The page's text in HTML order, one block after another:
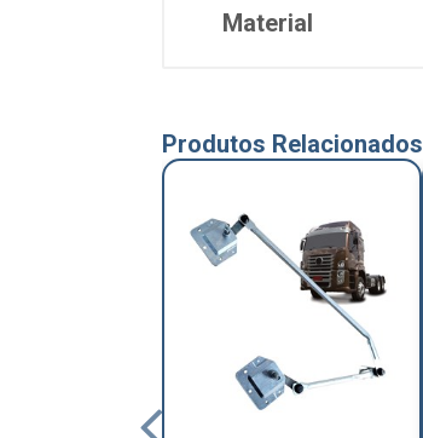
Material
Produtos Relacionados